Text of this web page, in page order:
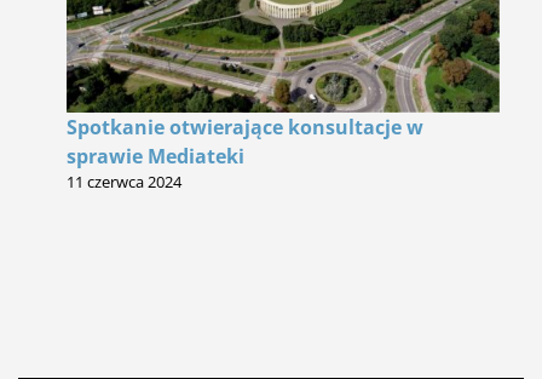
Spotkanie otwierające konsultacje w
sprawie Mediateki
11 czerwca 2024